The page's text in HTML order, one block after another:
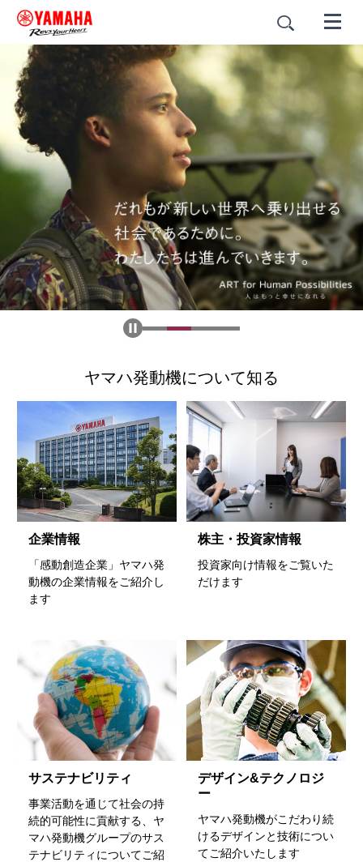
ヤマハ発動機について知る
企業情報
「感動創造企業」ヤマハ発
動機の企業情報をご紹介し
ます
株主・投資家情報
投資家向け情報をご覧いた
だけます
サステナビリティ
事業活動を通じて社会の持
続的可能性に貢献する、ヤ
マハ発動機グループのサス
テナビリティについてご紹
デザイン&テクノロジ
ー
ヤマハ発動機がこだわり続
けるデザインと技術につい
てご紹介いたします